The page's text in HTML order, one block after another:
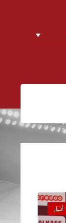
أخبار